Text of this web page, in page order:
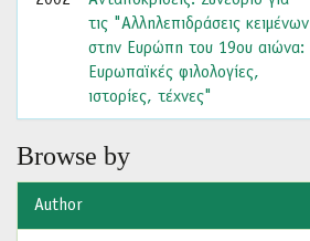
τις "Αλληλεπιδράσεις κειμένων
στην Ευρώπη του 19ου αιώνα:
Ευρωπαϊκές φιλολογίες,
ιστορίες, τέχνες"
Browse by
Author